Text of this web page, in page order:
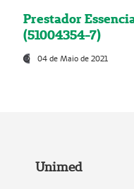
Prestador
(51004354-7)
04 de Maio de 2021
Unimed